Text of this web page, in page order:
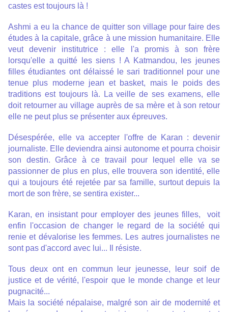
castes est toujours là !
Ashmi a eu la chance de quitter son village pour faire des
études à la capitale,grâce à une mission humanitaire. Elle
veut devenir institutrice : elle l'a promis à son frère
lorsqu'elle a quitté les siens ! A Katmandou, les jeunes
filles étudiantes ont délaissé le sari traditionnel pour une
tenue plus moderne jean et basket, mais le poids des
traditions est toujours là. La veille de ses examens, elle
doit retourner au village auprès de sa mère et à son retour
elle ne peut plus se présenter aux épreuves.
Désespérée, elle va accepter l'offre de Karan : devenir
journaliste. Elle deviendra ainsi autonome et pourra choisir
son destin. Grâce à ce travail pour lequel elle va se
passionner de plus en plus, elle trouvera son identité, elle
qui a toujours été rejetée par sa famille, surtout depuis la
mort de son frère, se sentira exister...
Karan, en insistant pour employer des jeunes filles, voit
enfin l'occasion de changer le regard de la société qui
renie et dévalorise les femmes. Les autres journalistes ne
sont pas d'accord avec lui... Il résiste.
Tous deux ont en commun leur jeunesse, leur soif de
justice et de vérité, l'espoir que le monde change et leur
pugnacité...
Mais la société népalaise, malgré son air de modernité et